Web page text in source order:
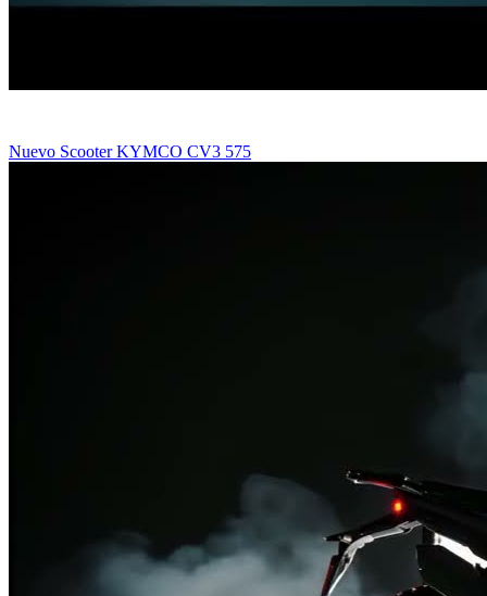
Nuevo Scooter KYMCO CV3 575